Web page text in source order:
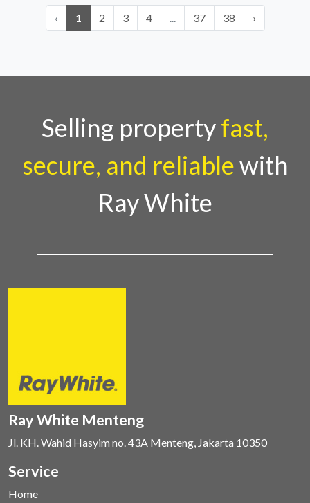
‹ 1 2 3 4 37 38 ›
Selling propertyfast,
secure, and reliablewith
Ray White
Ray White Menteng
Jl. KH. Wahid Hasyim no. 43A Menteng, Jakarta 10350
Service
Home